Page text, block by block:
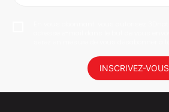
INSCRIVEZ-VOUS